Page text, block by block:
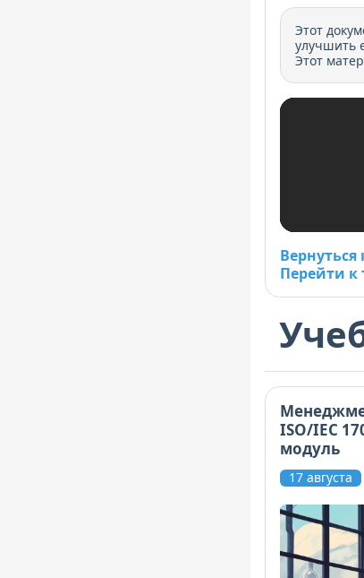
Этот
улучшить
Этот
Перейти к
ISO/IEC
модуль
17 августа